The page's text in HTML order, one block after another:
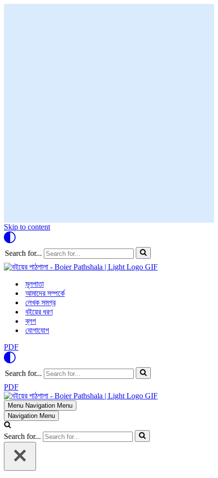
Skip to content
Search for...
মূলপাতা
আমাদের সম্পর্কে
লেখক সমগ্র
বইয়ের ধরণ
ব্লগ
যোগাযোগ
PDF
Search for...
PDF
Menu Navigation Menu
Navigation Menu
Search for...